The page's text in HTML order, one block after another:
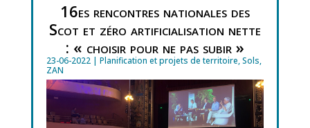
16es rencontres nationales des
Scot et zéro artificialisation nette
: « choisir pour ne pas subir »
23-06-2022| Planification et projets de territoire,Sols,
ZAN